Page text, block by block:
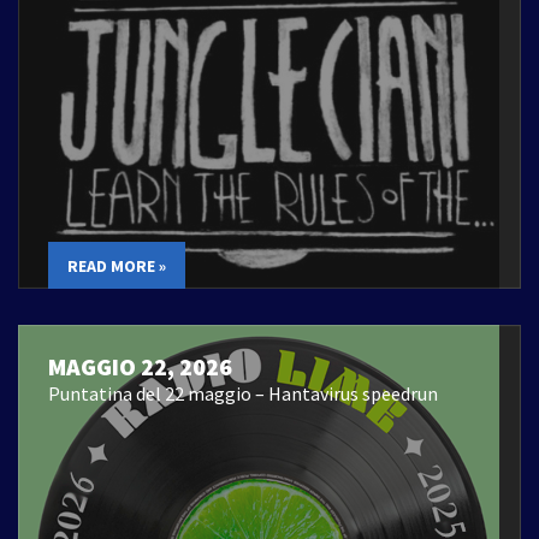
READ MORE »
MAGGIO 22, 2026
Puntatina del 22 maggio – Hantavirus speedrun